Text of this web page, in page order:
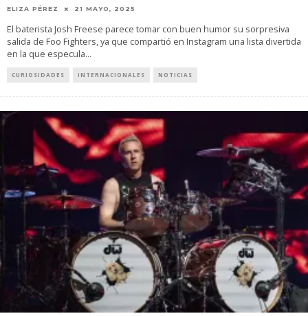
ELIZA PÉREZ 21 MAYO, 2025
El baterista Josh Freese parece tomar con buen humor su sorpresiva
salida de Foo Fighters, ya que compartió en Instagram una lista divertida
en la que especula...
CURIOSIDADES INTERNACIONALES NOTICIAS